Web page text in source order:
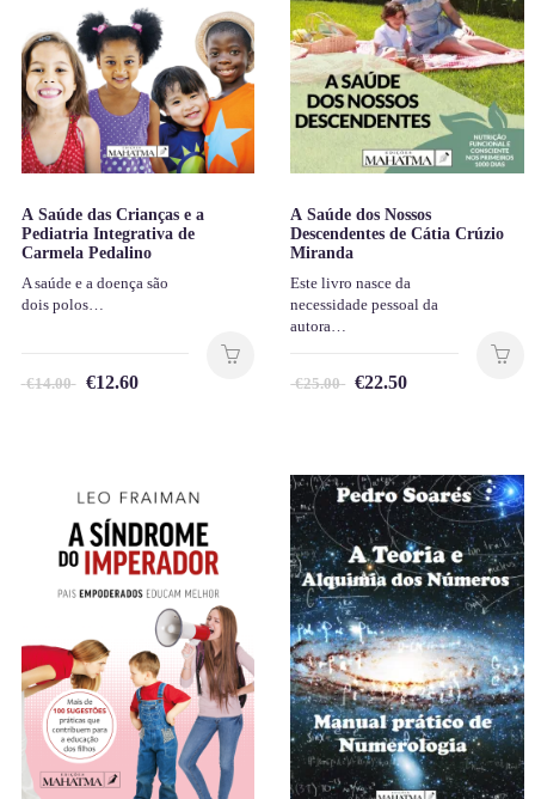
A Saúde das Crianças e a
Pediatria Integrativa de
Carmela Pedalino
A saúde e a doença são
dois polos…
€14.00 €12.60
A Saúde dos Nossos
Descendentes de Cátia Crúzio
Miranda
Este livro nasce da
necessidade pessoal da
autora…
€25.00 €22.50